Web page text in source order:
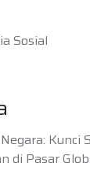
Sosial
Kunci
di Pasar